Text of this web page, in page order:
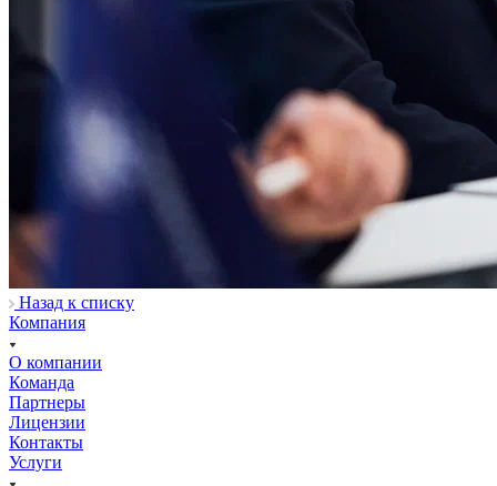
Назад к списку
Компания
О компании
Команда
Партнеры
Лицензии
Контакты
Услуги